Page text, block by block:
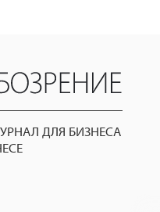
ДЛЯ БИЗНЕСА